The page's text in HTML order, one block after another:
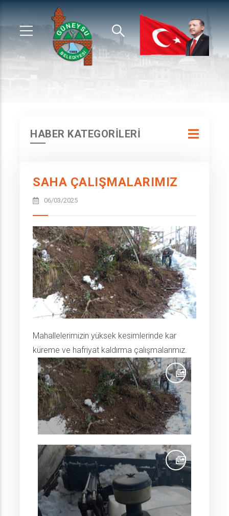
HABER KATEGORİLERİ
SAHA ÇALIŞMALARIMIZ
06/03/2025
Mahallelerimizin yüksek kesimlerinde kar
küreme ve hafriyat kaldırma çalışmalarımız.